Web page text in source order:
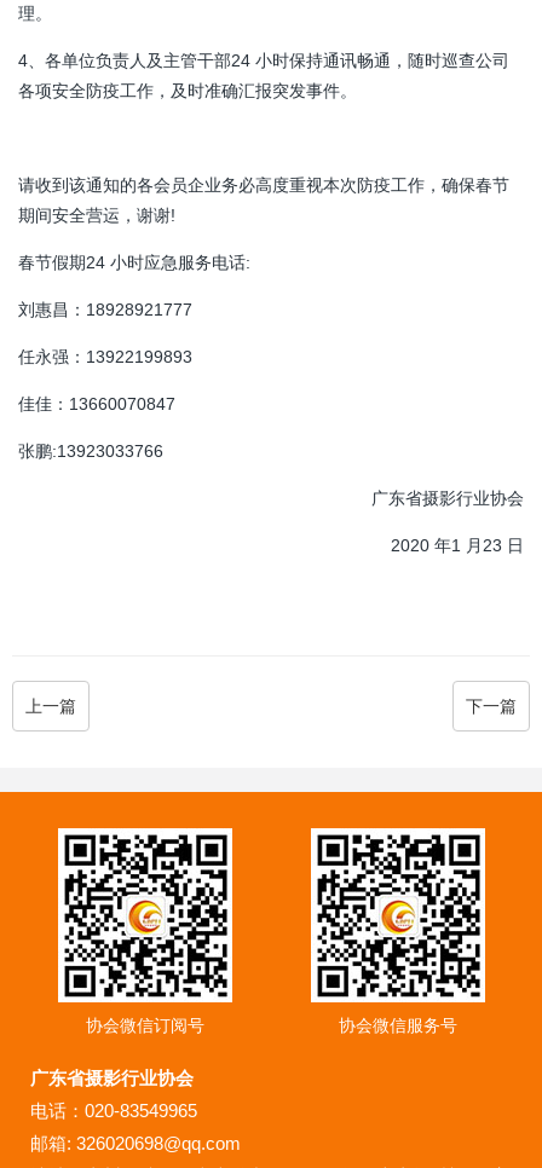
理。
4、各单位负责人及主管干部24 小时保持通讯畅通，随时巡查公司
各项安全防疫工作，及时准确汇报突发事件。
请收到该通知的各会员企业务必高度重视本次防疫工作，确保春节
期间安全营运，谢谢!
春节假期24 小时应急服务电话:
刘惠昌：18928921777
任永强：13922199893
佳佳：13660070847
张鹏:13923033766
广东省摄影行业协会
2020 年1 月23 日
上一篇 下一篇
协会微信订阅号 协会微信服务号
广东省摄影行业协会
电话：020-83549965
邮箱: 326020698@qq.com